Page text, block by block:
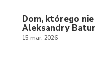
Dom, którego
Aleksandry
15 mar, 2026